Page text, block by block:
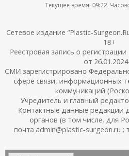
Текущее время: 09:22.
Сетевое издание “Plastic-
18+
Реестровая запись о
от 26.01.2024
СМИ зарегистрировано
сфере связи, информационных
коммуникаций
Учредитель и главный
Контактные данные редакции
органов (в том числе, для
почта admin@plastic-surgeon.ru ;